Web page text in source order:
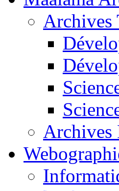
Archives
Archives